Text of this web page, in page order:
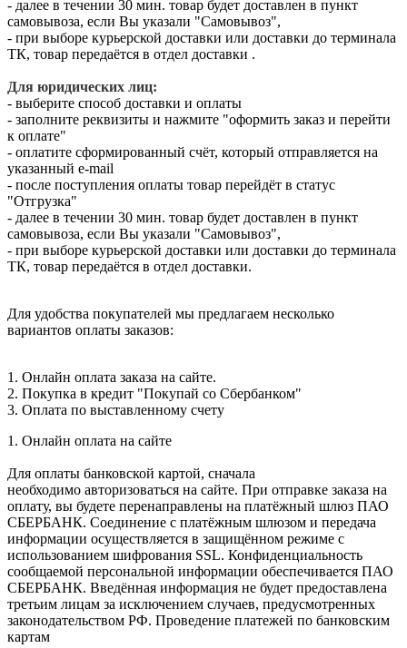
- далее в течении 30 мин. товар будет доставлен в пункт
самовывоза, если Вы указали "Самовывоз",
- при выборе курьерской доставки или доставки до терминала
ТК, товар передаётся в отдел доставки .
Для юридических лиц:
- выберите способ доставки и оплаты
- заполните реквизиты и нажмите "оформить заказ и перейти
к оплате"
- оплатите сформированный счёт, который отправляется на
указанный e-mail
- после поступления оплаты товар перейдёт в статус
"Отгрузка"
- далее в течении 30 мин. товар будет доставлен в пункт
самовывоза, если Вы указали "Самовывоз",
- при выборе курьерской доставки или доставки до терминала
ТК, товар передаётся в отдел доставки.
Для удобства покупателей мы предлагаем несколько
вариантов оплаты заказов:
1. Онлайн оплата заказа на сайте.
2. Покупка в кредит "Покупай со Сбербанком"
3. Оплата по выставленному счету
1. Онлайн оплата на сайте
Для оплаты банковской картой, сначала
необходимо авторизоваться на сайте. При отправке заказа на
оплату, вы будете перенаправлены на платёжный шлюз ПАО
СБЕРБАНК. Соединение с платёжным шлюзом и передача
информации осуществляется в защищённом режиме с
использованием шифрования SSL. Конфиденциальность
сообщаемой персональной информации обеспечивается ПАО
СБЕРБАНК. Введённая информация не будет предоставлена
третьим лицам за исключением случаев, предусмотренных
законодательством РФ. Проведение платежей по банковским
картам